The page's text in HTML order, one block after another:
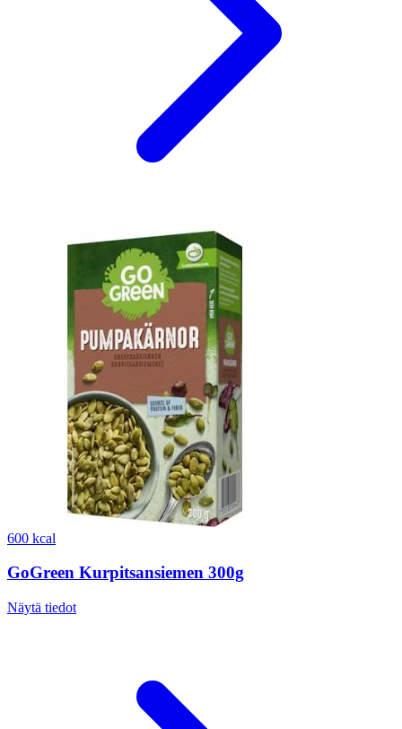
600 kcal
GoGreen Kurpitsansiemen 300g
Näytä tiedot